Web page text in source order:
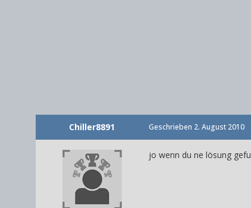
Chiller8891 Geschrieben 2. August 2010
jo wenn du ne lösung